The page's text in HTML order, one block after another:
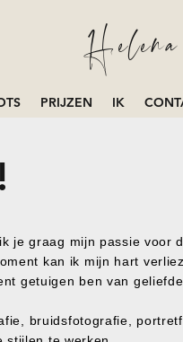
PRIJZEN IK
je graag mijn passie
kan ik mijn hart
getuigen ben van
bruidsfotografie,